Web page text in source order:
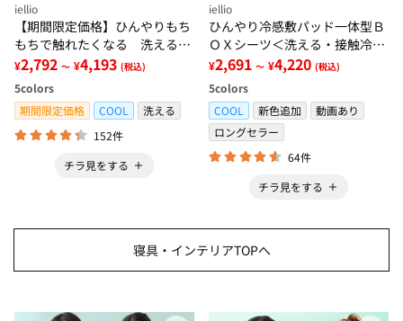
iellio
【期間限定価格】ひんやりもち
もちで触れたくなる 洗えるラ
グ＜低反発・滑りにくい・接触
冷感・防ダニ・カーペット＞
¥2,792 ～ ¥4,193 (税込)
5colors
期間限定価格
COOL
洗える
152件
チラ見をする
iellio
ひんやり冷感敷パッド一体型Ｂ
ＯＸシーツ＜洗える・接触冷
感・抗菌防臭・時短・家事楽・
ボックスシーツ・寝苦しさ対策
＞
¥2,691 ～ ¥4,220 (税込)
5colors
COOL
新色追加
動画あり
ロングセラー
64件
チラ見をする
寝具・インテリアTOPへ